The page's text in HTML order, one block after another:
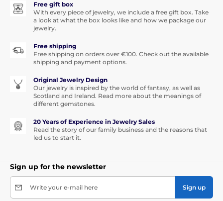
Free gift box
With every piece of jewelry, we include a free gift box. Take
a look at what the box looks like and how we package our
jewelry.
Free shipping
Free shipping on orders over €100. Check out the available
shipping and payment options.
Original Jewelry Design
Our jewelry is inspired by the world of fantasy, as well as
Scotland and Ireland. Read more about the meanings of
different gemstones.
20 Years of Experience in Jewelry Sales
Read the story of our family business and the reasons that
led us to start it.
Sign up for the newsletter
Write your e-mail here Sign up